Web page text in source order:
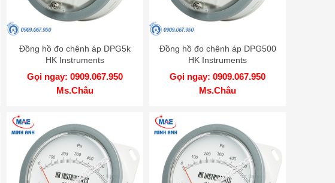
Đồng hồ đo chênh áp DPG5k
HK Instruments
Gọi ngay: 0909.067.950
Ms.Châu
Đồng hồ đo chênh áp DPG500
HK Instruments
Gọi ngay: 0909.067.950
Ms.Châu